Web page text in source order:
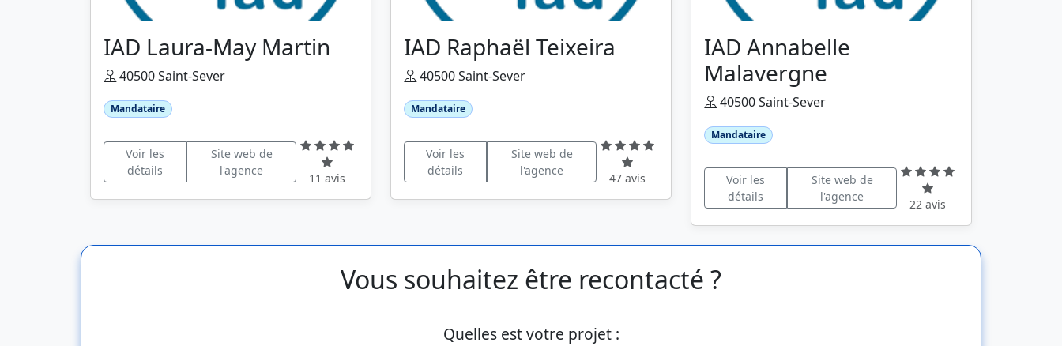
IAD Laura-May Martin
40500 Saint-Sever
Mandataire
Voir les
détails
Site web de
l'agence
11 avis
IAD Raphaël Teixeira
40500 Saint-Sever
Mandataire
Voir les
détails
Site web de
l'agence
47 avis
IAD Annabelle
Malavergne
40500 Saint-Sever
Mandataire
Voir les
détails
Site web de
l'agence
22 avis
Vous souhaitez être recontacté ?
Quelles est votre projet :